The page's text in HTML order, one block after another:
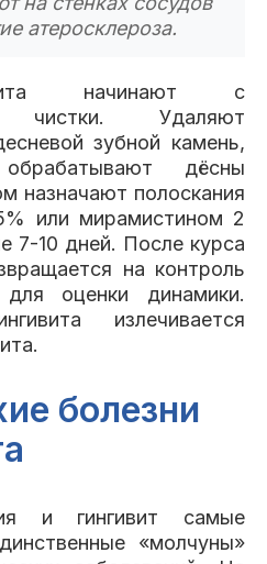
атеросклероза.
начинают с
чистки. Удаляют
зубной камень,
дёсны
назначают полоскания
или мирамистином 2
7-10 дней. После курса
на контроль
оценки динамики.
излечивается
болезни
и гингивит самые
«молчуны»